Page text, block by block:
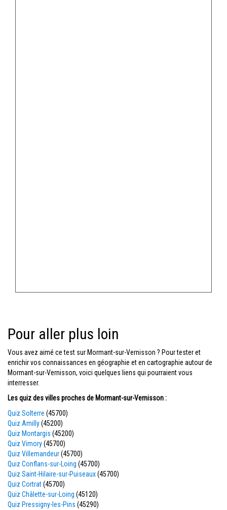
Pour aller plus loin
Vous avez aimé ce test sur Mormant-sur-Vernisson ? Pour tester et
enrichir vos connaissances en géographie et en cartographie autour de
Mormant-sur-Vernisson, voici quelques liens qui pourraient vous
interresser.
Les quiz des villes proches de Mormant-sur-Vernisson :
Quiz Solterre (45700)
Quiz Amilly(45200)
Quiz Montargis (45200)
Quiz Vimory(45700)
Quiz Villemandeur(45700)
Quiz Conflans-sur-Loing (45700)
Quiz Saint-Hilaire-sur-Puiseaux(45700)
Quiz Cortrat(45700)
Quiz Châlette-sur-Loing (45120)
Quiz Pressigny-les-Pins (45290)